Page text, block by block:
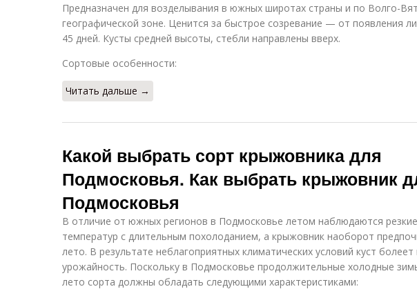
Предназначен для возделывания в южных широтах страны и по Волго-
географической зоне. Ценится за быстрое созревание — от появления
45 дней. Кусты средней высоты, стебли направлены вверх.
Сортовые особенности:
Читать дальше →
Какой выбрать сорт крыжовника для
Подмосковья. Как выбрать крыжовник
Подмосковья
В отличие от южных регионов в Подмосковье летом наблюдаются
температур с длительным похолоданием, а крыжовник наоборот
лето. В результате неблагоприятных климатических условий куст
урожайность. Поскольку в Подмосковье продолжительные холодные
лето сорта должны обладать следующими характеристиками: